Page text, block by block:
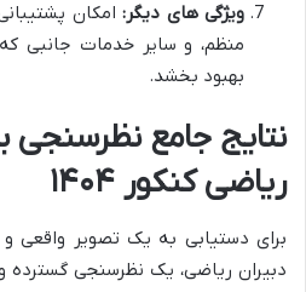
ویژگی های دیگر: امکان
منظم، و سایر خدمات جانبی
بهبود بخشد.
نتایج جامع نظرسنجی
ریاضی کنکور ۱۴۰۴
برای دستیابی به یک تصویر واقعی
دبیران ریاضی، یک نظرسنجی